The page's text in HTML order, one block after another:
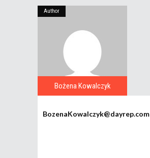
Author
Bożena Kowalczyk
BozenaKowalczyk@dayrep.com